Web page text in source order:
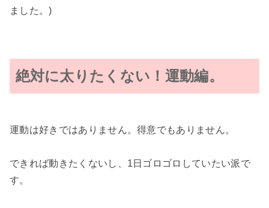
ました。)
絶対に太りたくない！運動編。
運動は好きではありません。得意でもありません。
できれば動きたくないし、1日ゴロゴロしていたい派で
す。